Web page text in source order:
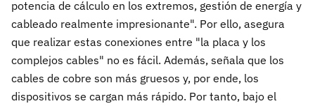
potencia de cálculo en los extremos, gestión de energía y
cableado realmente impresionante". Por ello, asegura
que realizar estas conexiones entre "la placa y los
complejos cables" no es fácil. Además, señala que los
cables de cobre son más gruesos y, por ende, los
dispositivos se cargan más rápido. Por tanto, bajo el